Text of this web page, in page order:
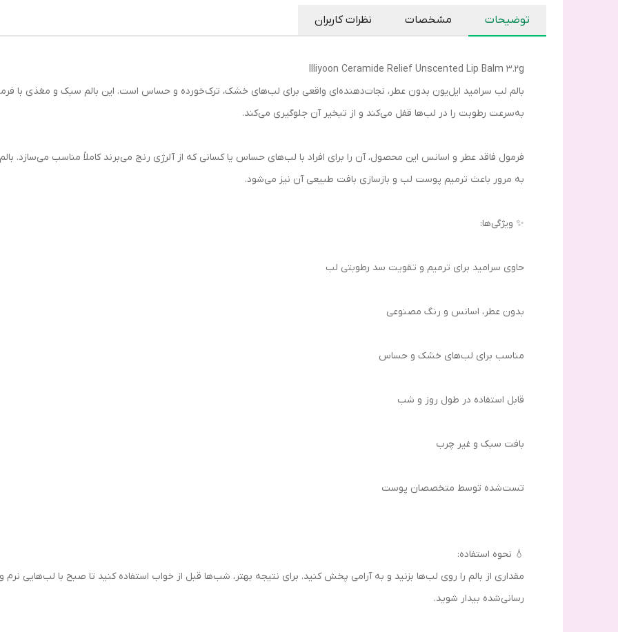
توضیحات مشخصات نظرات کاربران
Illiyoon Ceramide Relief Unscented Lip Balm 3.2g
بالم لب سرامید ایل‌یون بدون عطر، نجات‌دهنده‌ای واقعی برای لب‌های خشک، ترک‌خورده و حساس است. این بالم سبک و مغذی با
به‌سرعت رطوبت را در لب‌ها قفل می‌کند و از تبخیر آن جلوگیری می‌کند.
فرمول فاقد عطر و اسانس این محصول، آن را برای افراد با لب‌های حساس یا کسانی که از آلرژی رنج می‌برند کاملاً مناسب می‌سازد.
به مرور باعث ترمیم پوست لب و بازسازی بافت طبیعی آن نیز می‌شود.
✨ ویژگی‌ها:
حاوی سرامید برای ترمیم و تقویت سد رطوبتی لب
بدون عطر، اسانس و رنگ مصنوعی
مناسب برای لب‌های خشک و حساس
قابل استفاده در طول روز و شب
بافت سبک و غیر چرب
تست‌شده توسط متخصصان پوست
💧 نحوه استفاده:
مقداری از بالم را روی لب‌ها بزنید و به آرامی پخش کنید. برای نتیجه بهتر، شب‌ها قبل از خواب استفاده کنید تا صبح با لب‌هایی نرم
رسانی‌شده بیدار شوید.